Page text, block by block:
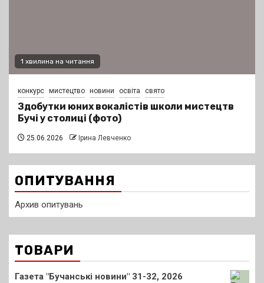
1 хвилина на читання
конкурс мистецтво новини освіта свято
Здобутки юних вокалістів школи мистецтв
Бучі у столиці (фото)
25.06.2026 Ірина Левченко
ОПИТУВАННЯ
Архив опитувань
ТОВАРИ
Газета "Бучанські новини" 31-32, 2026